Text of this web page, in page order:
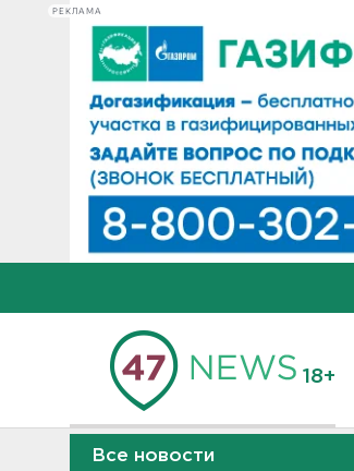
РЕКЛАМА
18+
Все новости